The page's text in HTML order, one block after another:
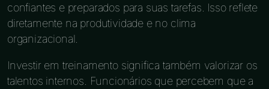
confiantes e preparados para suas tarefas. Isso reflete
diretamente na produtividade e no clima
organizacional.
Investir em treinamento significa também valorizar os
talentos internos. Funcionários que percebem que a